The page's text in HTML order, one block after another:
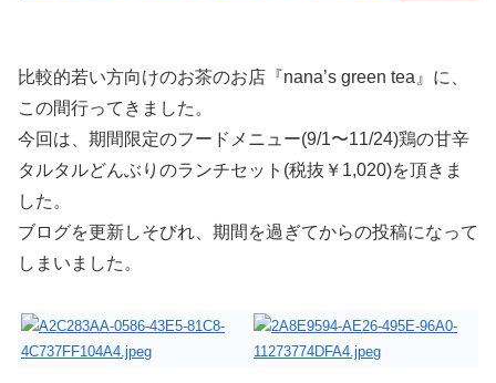
比較的若い方向けのお茶のお店『nana’s green tea』に、
この間行ってきました。
今回は、期間限定のフードメニュー(9/1〜11/24)鶏の甘辛
タルタルどんぶりのランチセット(税抜￥1,020)を頂きま
した。
ブログを更新しそびれ、期間を過ぎてからの投稿になって
しまいました。